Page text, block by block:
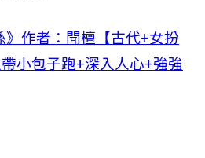
》作者：聞檀【古代+女扮
小包子跑+深入人心+強強